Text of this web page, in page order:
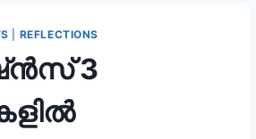
REFLECTIONS
3